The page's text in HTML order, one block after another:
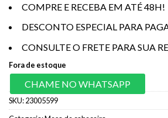
COMPRE E RECEBA EM ATÉ 48H!
DESCONTO ESPECIAL PARA
CONSULTE O FRETE PARA SUA
Fora de estoque
CHAME NO WHATSAPP
SKU:23005599